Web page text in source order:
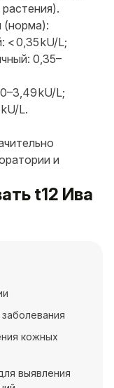
(норма):
< 0,35 kU/L;
0,35–
kU/L;
L.
и
t12 Ива
кожных
выявления